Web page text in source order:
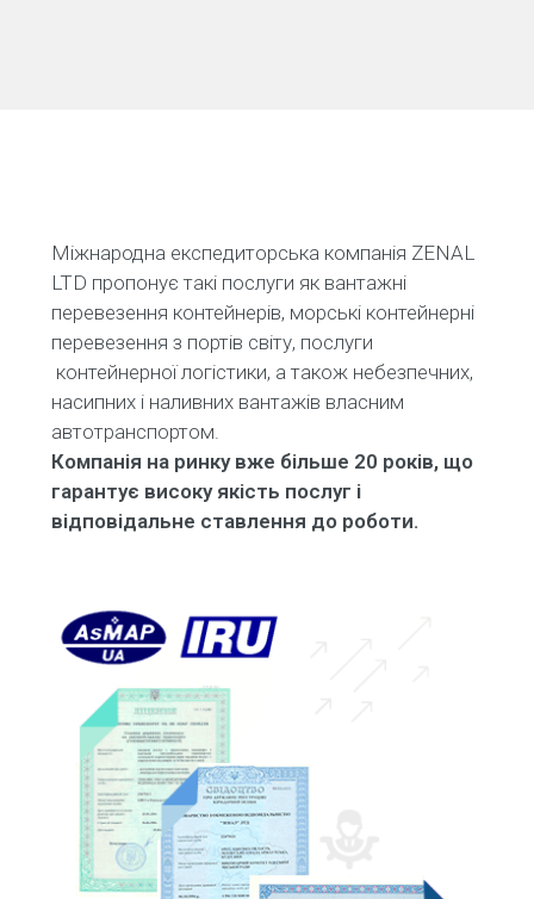
Міжнародна експедиторська компанія ZENAL
LTD пропонує такі послуги як вантажні
перевезення контейнерів, морські контейнерні
перевезення з портів світу, послуги
контейнерної логістики, а також небезпечних,
насипних і наливних вантажів власним
автотранспортом.
Компанія на ринку вже більше 20 років, що
гарантує високу якість послуг і
відповідальне ставлення до роботи.